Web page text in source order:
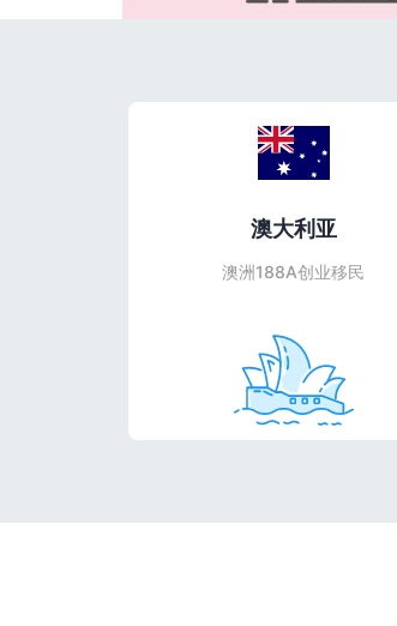
澳大利亚
澳洲188A创业移民